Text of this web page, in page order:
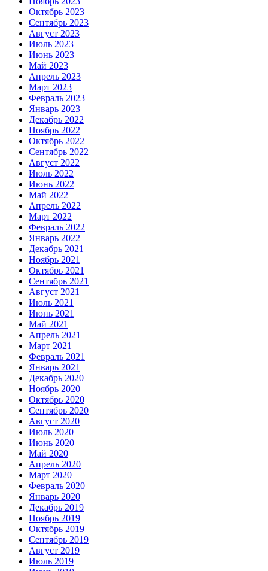
Октябрь 2023
Сентябрь 2023
Август 2023
Июль 2023
Июнь 2023
Май 2023
Апрель 2023
Март 2023
Февраль 2023
Январь 2023
Декабрь 2022
Ноябрь 2022
Октябрь 2022
Сентябрь 2022
Август 2022
Июль 2022
Июнь 2022
Май 2022
Апрель 2022
Март 2022
Февраль 2022
Январь 2022
Декабрь 2021
Ноябрь 2021
Октябрь 2021
Сентябрь 2021
Август 2021
Июль 2021
Июнь 2021
Май 2021
Апрель 2021
Март 2021
Февраль 2021
Январь 2021
Декабрь 2020
Ноябрь 2020
Октябрь 2020
Сентябрь 2020
Август 2020
Июль 2020
Июнь 2020
Май 2020
Апрель 2020
Март 2020
Февраль 2020
Январь 2020
Декабрь 2019
Ноябрь 2019
Октябрь 2019
Сентябрь 2019
Август 2019
Июль 2019